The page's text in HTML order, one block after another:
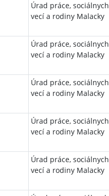
Úrad práce, sociálnych
vecí a rodiny Malacky
Úrad práce, sociálnych
vecí a rodiny Malacky
Úrad práce, sociálnych
vecí a rodiny Malacky
Úrad práce, sociálnych
vecí a rodiny Malacky
Úrad práce, sociálnych
vecí a rodiny Malacky